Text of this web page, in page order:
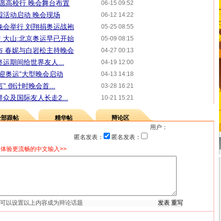
06-15 09:52
高校行 晚会舞台布置
06-12 14:22
活动启动 晚会现场
05-25 08:55
会举行 刘翔捐奥运战袍
05-09 08:15
大山:北京奥运早已开始
04-27 00:13
春妮与白岩松主持晚会
04-19 12:00
期间给世界友人...
04-13 14:18
奥运”大型晚会启动
03-28 16:21
倒计时晚会首...
10-21 15:21
及国际友人长走2...
跟帖 精华帖
辩论区
用户：
匿名发表：
匿名发表：
验更流畅的中文输入>>